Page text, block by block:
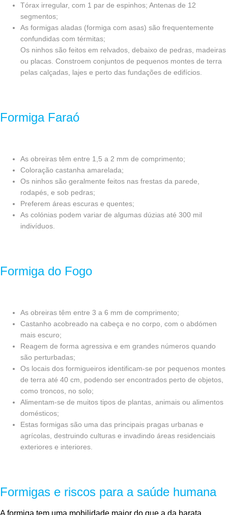
Tórax irregular, com 1 par de espinhos; Antenas de 12
segmentos;
As formigas aladas (formiga com asas) são frequentemente
confundidas com térmitas;
Os ninhos são feitos em relvados, debaixo de pedras, madeiras
ou placas. Constroem conjuntos de pequenos montes de terra
pelas calçadas, lajes e perto das fundações de edifícios.
Formiga Faraó
As obreiras têm entre 1,5 a 2 mm de comprimento;
Coloração castanha amarelada;
Os ninhos são geralmente feitos nas frestas da parede,
rodapés, e sob pedras;
Preferem áreas escuras e quentes;
As colónias podem variar de algumas dúzias até 300 mil
indivíduos.
Formiga do Fogo
As obreiras têm entre 3 a 6 mm de comprimento;
Castanho acobreado na cabeça e no corpo, com o abdómen
mais escuro;
Reagem de forma agressiva e em grandes números quando
são perturbadas;
Os locais dos formigueiros identificam-se por pequenos montes
de terra até 40 cm, podendo ser encontrados perto de objetos,
como troncos, no solo;
Alimentam-se de muitos tipos de plantas, animais ou alimentos
domésticos;
Estas formigas são uma das principais pragas urbanas e
agrícolas, destruindo culturas e invadindo áreas residenciais
exteriores e interiores.
Formigas e riscos para a saúde humana
A formiga tem uma mobilidade maior do que a da barata